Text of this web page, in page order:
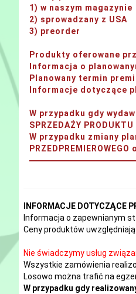
1) w naszym magazynie
2) sprowadzany z USA
3) preorder
Produkty oferowane
Informacja o
Planowany termin
Informacje dotyczące
W przypadku gdy
SPRZEDAŻY
W przypadku zmiany
INFORMACJE DOTYCZĄCE
Informacja o zapewnianym
Ceny produktów
Nie świadczymy usług
Wszystkie zamówienia
Losowo można trafić na
W przypadku gdy